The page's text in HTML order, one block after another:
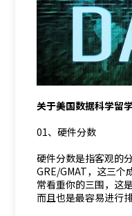
关于美国数据科学留
01、硬件分数
硬件分数是指客观的
GRE/GMAT，这三
常看重你的三围，这
而且也是最容易进行